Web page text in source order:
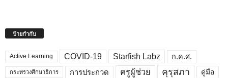
ป้ายกำกับ
Active Learning COVID-19 Starfish Labz ก.ค.ศ.
กระทรวงศึกษาธิการ การประกวด ครูผู้ช่วย คุรุสภา คู่มือ